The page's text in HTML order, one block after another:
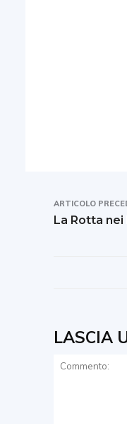
ARTICOLO
La Rotta nei
LASCIA